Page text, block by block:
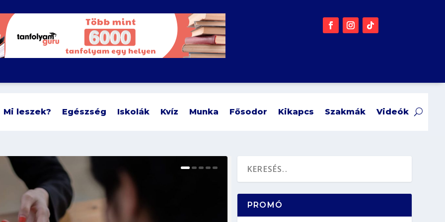
Mi leszek? Egészség Iskolák Kvíz Munka Fősodor Kikapcs Szakmák Videók
PROMÓ